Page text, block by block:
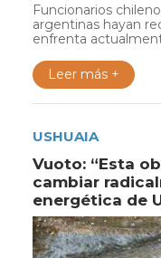
Funcionarios
argentinas hayan
enfrenta
Leer más +
USHUAIA
Vuoto: “Esta
cambiar
energética de